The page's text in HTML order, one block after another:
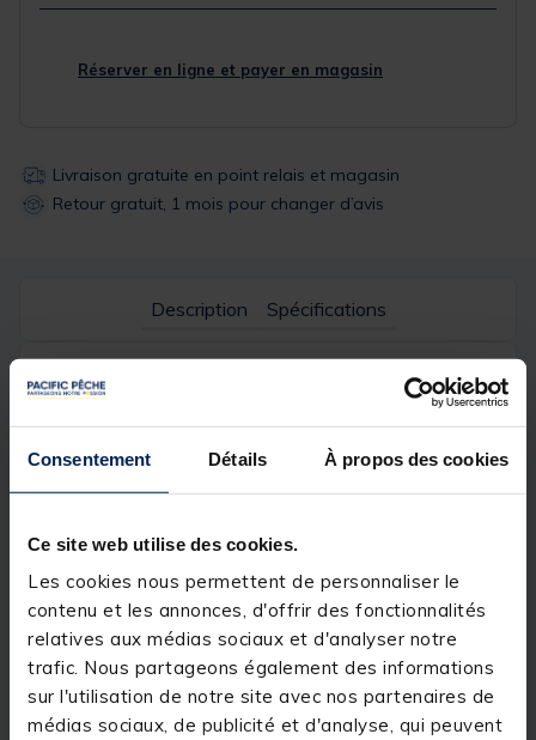
Consentement Détails À propos des cookies
Ce site web utilise des cookies.
Les cookies nous permettent de personnaliser le
contenu et les annonces, d'offrir des fonctionnalités
relatives aux médias sociaux et d'analyser notre
trafic. Nous partageons également des informations
sur l'utilisation de notre site avec nos partenaires de
médias sociaux, de publicité et d'analyse, qui peuvent
Réserver en ligne et payer en magasin
Livraison gratuite en point relais et magasin
Retour gratuit, 1 mois pour changer d’avis
Description Spécifications
Description & détails
Description
Bouchon conique en EVA qui pourra ainsi s'adapter
seront ainsi protégés efficacement.
Permet une protection optimale de la base des
talons.
Dimensions
Longueur : 12cm
Diamétre : 41/45mm
1 piéce